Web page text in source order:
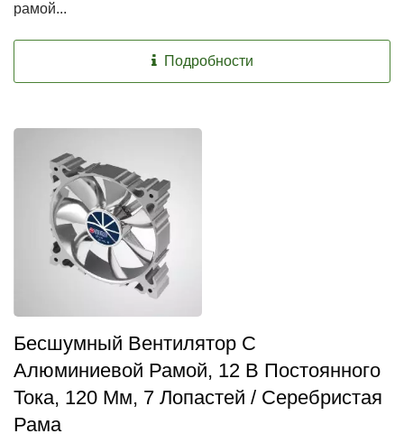
рамой...
Подробности
Бесшумный Вентилятор С
Алюминиевой Рамой, 12 В Постоянного
Тока, 120 Мм, 7 Лопастей / Серебристая
Рама